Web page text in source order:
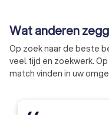
kwaliteitslabel.
Wat anderen
Op zoek naar de beste
veel tijd en zoekwerk.
match vinden in uw